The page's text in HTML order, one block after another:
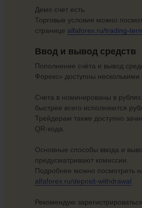
Демо счет есть.
Торговые условия можно
странице alfaforex.ru/trading-
Ввод и вывод средств
Пополнение счёта и вывод
Форекс» доступны
Счета в номинированы в
быстрее всего исполняются
Трейдерам также доступно
QR-кода.
Основные способы ввода и
предусматривают комиссии.
Подробнее можно посмотреть
alfaforex.ru/deposit-withdrawal
Рекомендую